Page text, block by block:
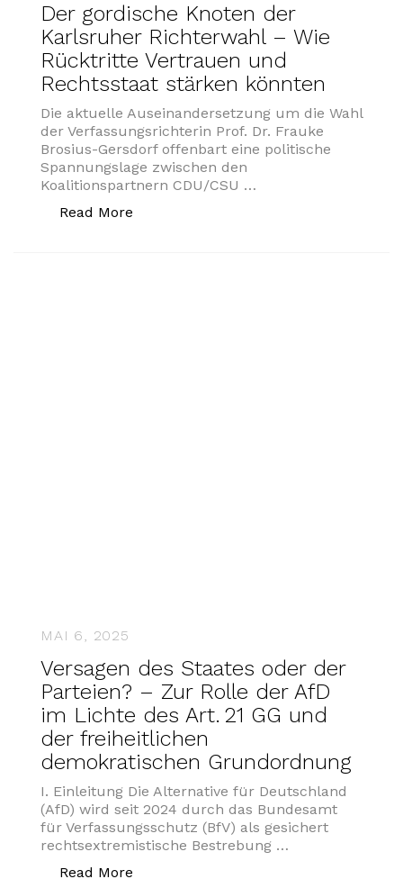
Der gordische Knoten der
Karlsruher Richterwahl – Wie
Rücktritte Vertrauen und
Rechtsstaat stärken könnten
Die aktuelle Auseinandersetzung um die Wahl
der Verfassungsrichterin Prof. Dr. Frauke
Brosius-Gersdorf offenbart eine politische
Spannungslage zwischen den
Koalitionspartnern CDU/CSU …
Read More
MAI 6, 2025
Versagen des Staates oder der
Parteien? – Zur Rolle der AfD
im Lichte des Art. 21 GG und
der freiheitlichen
demokratischen Grundordnung
I. Einleitung Die Alternative für Deutschland
(AfD) wird seit 2024 durch das Bundesamt
für Verfassungsschutz (BfV) als gesichert
rechtsextremistische Bestrebung …
Read More